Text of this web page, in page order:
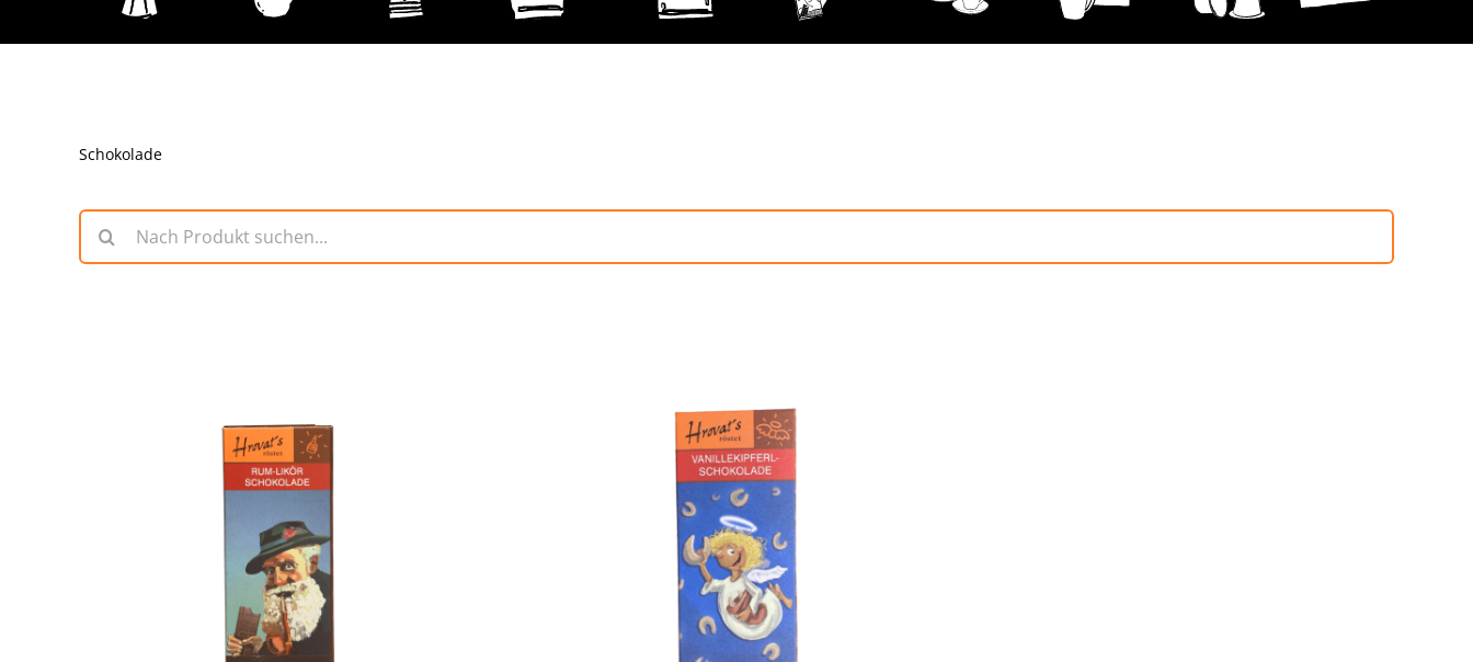
Schokolade
Suche
nach: